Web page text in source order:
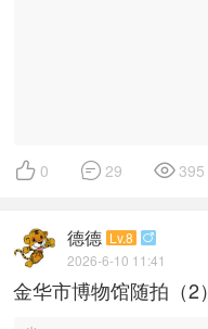
 0  29 395
德德 Lv.8 
2026-6-10 11:41
金华市博物馆随拍（2）